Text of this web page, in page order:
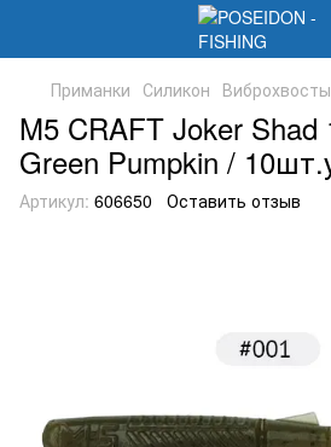
Приманки Силикон Виброхвосты
M5 CRAFT Joker Shad
Green Pumpkin /
Артикул: 606650 Оставить отзыв